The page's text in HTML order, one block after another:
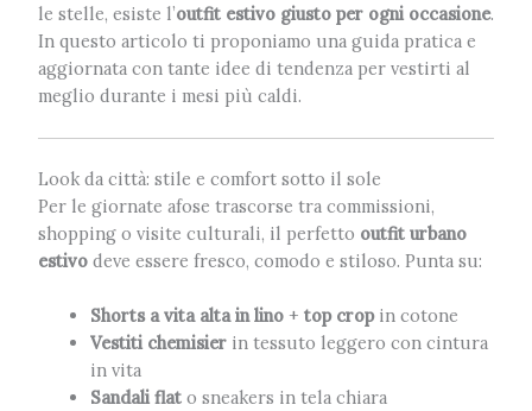
le stelle, esiste l’outfit estivo giusto per ogni occasione.
In questo articolo ti proponiamo una guida pratica e
aggiornata con tante idee di tendenza per vestirti al
meglio durante i mesi più caldi.
Look da città: stile e comfort sotto il sole
Per le giornate afose trascorse tra commissioni,
shopping o visite culturali, il perfetto outfit urbano
estivodeve essere fresco, comodo e stiloso. Punta su:
Shorts a vita alta in lino+ top cropin cotone
Vestiti chemisierin tessuto leggero con cintura
in vita
Sandali flato sneakers in tela chiara